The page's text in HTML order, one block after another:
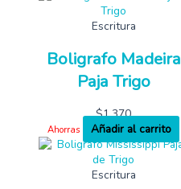
Escritura
Boligrafo Madeira
Paja Trigo
$1,370
Ahorras Añadir al carrito
Escritura